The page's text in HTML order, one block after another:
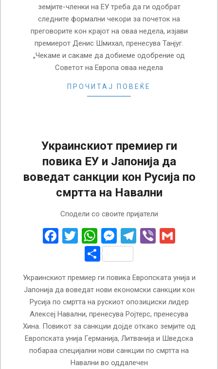
земјите-членки на ЕУ треба да ги одобрат
следните формални чекори за почеток на
преговорите кон крајот на оваа недела, изјави
премиерот Денис Шмихал, пренесува Танјуг.
„Чекаме и сакаме да добиеме одобрение од
Советот на Европа оваа недела
ПРОЧИТАЈ ПОВЕЌЕ
Украинскиот премиер ги
повика ЕУ и Јапонија да
воведат санкции кон Русија по
смртта на Навални
Сподели со своите пријатели
Facebook
Twitter
WhatsApp
Messenger
Telegram
Viber
Share
Украинскиот премиер ги повика Европската унија и
Јапонија да воведат нови економски санкции кон
Русија по смртта на рускиот опозициски лидер
Алексеј Навални, пренесува Ројтерс, пренесува
Хина. Повикот за санкции дојде откако земјите од
Европската унија Германија, Литванија и Шведска
побараа специјални нови санкции по смртта на
Навални во оддалечен